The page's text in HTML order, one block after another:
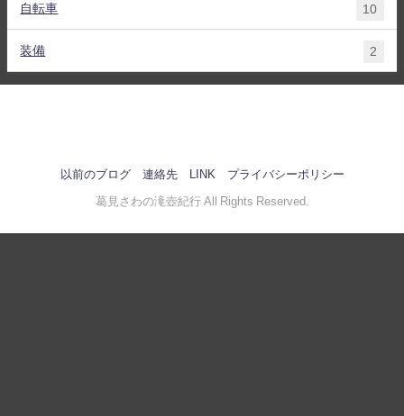
自転車 10
装備 2
以前のブログ 連絡先 LINK プライバシーポリシー
葛見さわの滝壺紀行 All Rights Reserved.